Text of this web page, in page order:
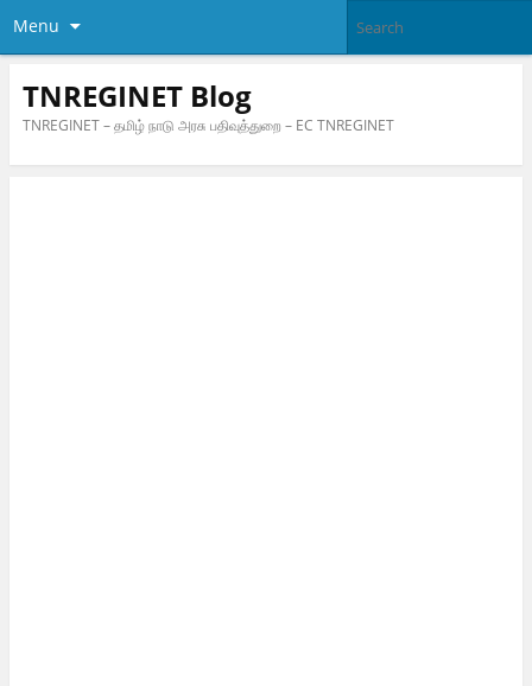
Menu
TNREGINET Blog
TNREGINET – தமிழ் நாடு அரசு பதிவுத்துறை – EC TNREGINET